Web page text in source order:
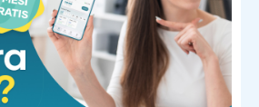
e Benessere
contro la narcolessia, negli
la prima cura che agisce sulla
della malattia